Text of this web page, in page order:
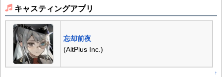
キャスティングアプリ
忘却前夜
(AltPlus Inc.)
↑